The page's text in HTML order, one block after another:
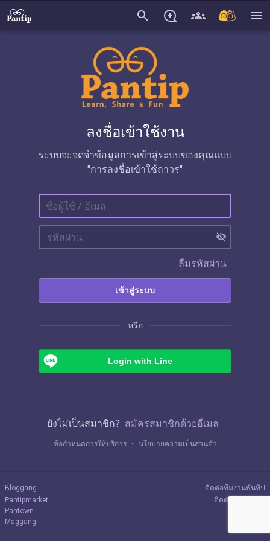
search menu
ลงชื่อเข้าใช้งาน
ระบบจะจดจำข้อมูลการเข้าสู่ระบบของคุณแบบ
"การลงชื่อเข้าใช้ถาวร"
visibility_off
ลืมรหัสผ่าน
เข้าสู่ระบบ
หรือ
Login with Line
ยังไม่เป็นสมาชิก? สมัครสมาชิกด้วยอีเมล
ข้อกำหนดการให้บริการ ・ นโยบายความเป็นส่วนตัว
Bloggang
Pantipmarket
Pantown
Maggang
ติดต่อทีมงานพันทิป
ติดต่อลงโฆษณา